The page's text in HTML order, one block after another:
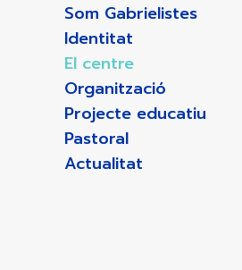
Som Gabrielistes
Identitat
El centre
Organització
Projecte educatiu
Pastoral
Actualitat